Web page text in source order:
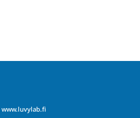
www.luvylab.fi